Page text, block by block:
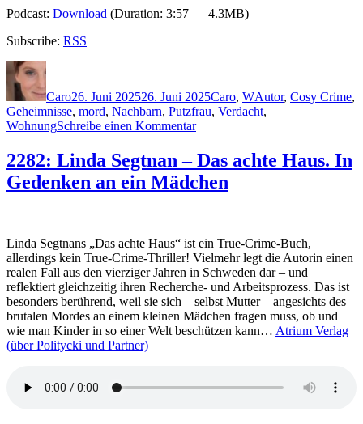
Podcast: Download (Duration: 3:57 — 4.3MB)
Subscribe: RSS
Autor
Caro26. Juni 202526. Juni 2025Caro, WAutor, Cosy Crime,
Geheimnisse, mord, Nachbarn, Putzfrau, Verdacht,
WohnungSchreibe einen Kommentarzu
Nicola
Whyte
–
2282: Linda Segtnan – Das achte Haus. In
Gedenken an ein Mädchen
Linda Segtnans „Das achte Haus“ ist ein True-Crime-Buch,
allerdings kein True-Crime-Thriller! Vielmehr legt die Autorin einen
realen Fall aus den vierziger Jahren in Schweden dar – und
reflektiert gleichzeitig ihren Recherche- und Arbeitsprozess. Das ist
besonders berührend, weil sie sich – selbst Mutter – angesichts des
brutalen Mordes an einem kleinen Mädchen fragen muss, ob und
wie man Kinder in so einer Welt beschützen kann… Atrium Verlag
(über Politycki und Partner)